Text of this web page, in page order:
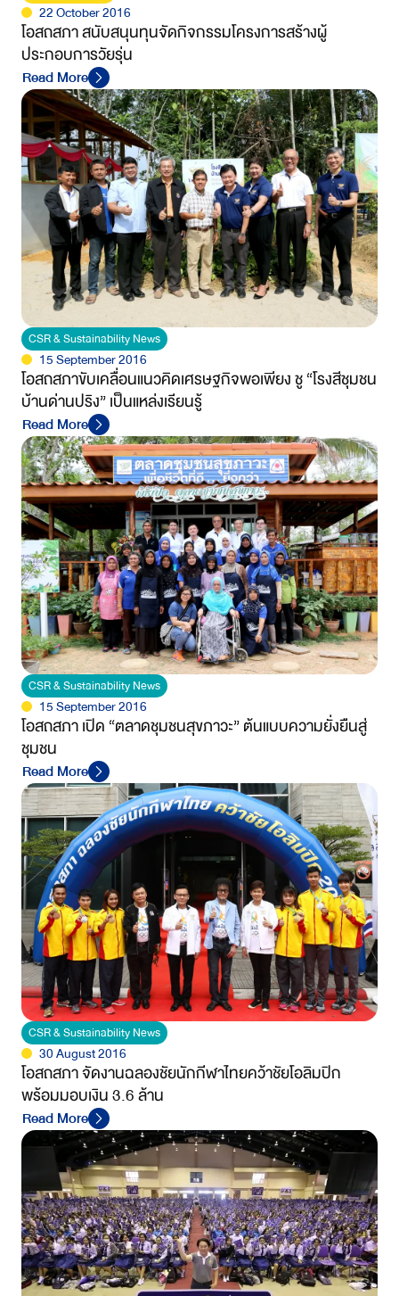
22 October 2016
โอสถสภา สนับสนุนทุนจัดกิจกรรมโครงการสร้างผู้
ประกอบการวัยรุ่น
Read More
CSR & Sustainability News
15 September 2016
โอสถสภาขับเคลื่อนแนวคิดเศรษฐกิจพอเพียง ชู “โรงสีชุมชน
บ้านด่านปริง” เป็นแหล่งเรียนรู้
Read More
CSR & Sustainability News
15 September 2016
โอสถสภา เปิด “ตลาดชุมชนสุขภาวะ” ต้นแบบความยั่งยืนสู่
ชุมชน
Read More
CSR & Sustainability News
30 August 2016
โอสถสภา จัดงานฉลองชัยนักกีฬาไทยคว้าชัยโอลิมปิก
พร้อมมอบเงิน 3.6 ล้าน
Read More